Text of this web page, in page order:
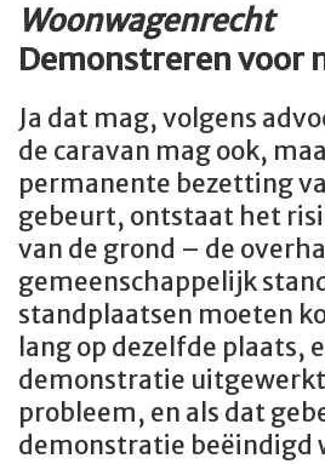
Woonwagenrecht
Demonstreren voor
Ja dat mag, volgens
de caravan mag ook,
permanente bezetting
gebeurt, ontstaat het
van de grond – de
gemeenschappelijk
standplaatsen moeten
lang op dezelfde plaats,
demonstratie
probleem, en als dat
demonstratie beëindigd